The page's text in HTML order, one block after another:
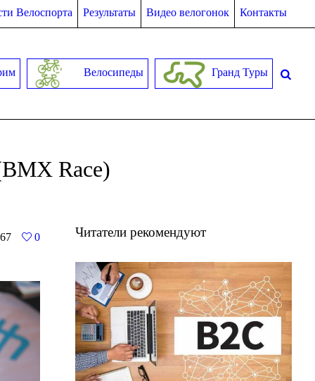
Велоспорта Результаты Видео велогонок Контакты
Велосипеды Гранд Туры
Race)
67
0
Читатели рекомендуют